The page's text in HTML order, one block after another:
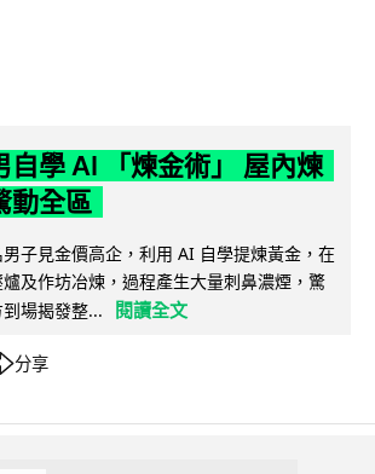
自學 AI 「煉金術」 屋內煉
動全區
子見金價高企，利用 AI 自學提煉黃金，在
及作坊冶煉，過程產生大量刺鼻濃煙，驚
場揭發整...
閱讀全文
分享